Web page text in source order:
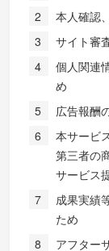
本人確認
サイト審
個人関連
め
広告報酬
本サービ
第三者の
サービス
成果実績
ため
アフター